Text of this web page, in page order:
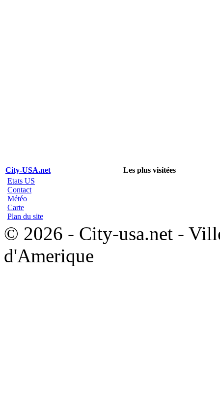
City-USA.net
Les plus visitées
Etats US
Contact
Météo
Carte
Plan du site
© 2026 - City-usa.net -
d'Amerique